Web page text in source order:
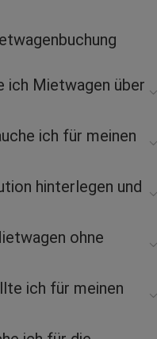
ich Mietwagen über
ich für meinen
hinterlegen und
ohne
ich für meinen